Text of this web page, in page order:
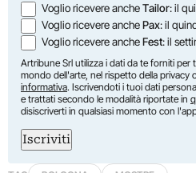
Voglio ricevere ancheTailor: il
Voglio ricevere anchePax: il
Voglio ricevere ancheFest: il
Artribune Srl utilizza i dati da te forniti
mondo dell'arte, nel rispetto della privacy
informativa. Iscrivendoti i tuoi dati
e trattati secondo le modalità riportate in
disiscriverti in qualsiasi momento con
Iscriviti